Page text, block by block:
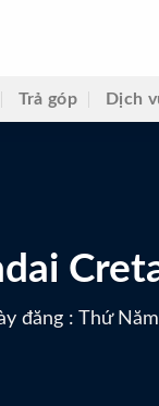
Trả góp Dịch
đăng : Thứ